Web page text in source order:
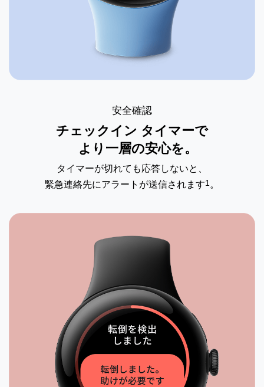
安全確認
チェックイン タイマーで
より一層の安心を。
タイマーが切れても応答しないと、
緊急連絡先にアラートが送信されます1 。